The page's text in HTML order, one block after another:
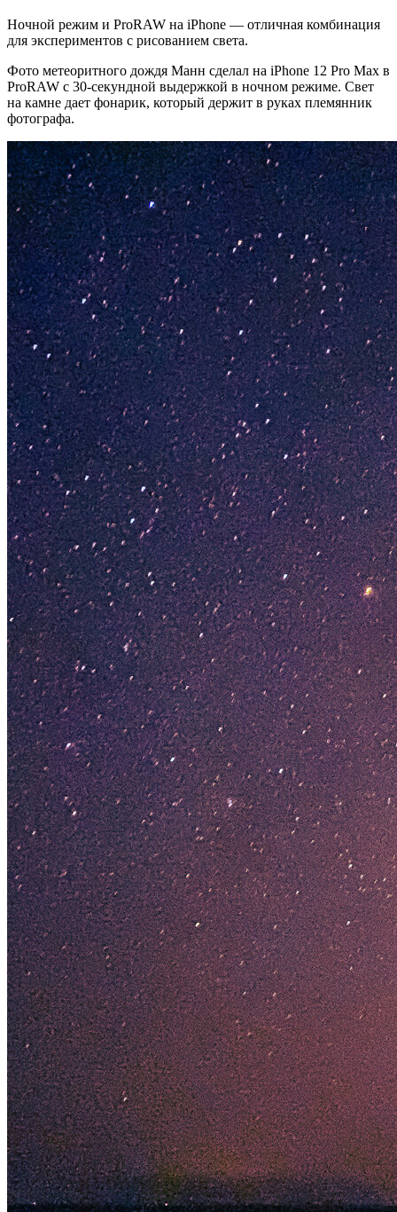
Ночной режим и ProRAW на iPhone — отличная комбинация
для экспериментов с рисованием света.
Фото метеоритного дождя Манн сделал на iPhone 12 Pro Max в
ProRAW с 30-секундной выдержкой в ночном режиме. Свет
на камне дает фонарик, который держит в руках племянник
фотографа.